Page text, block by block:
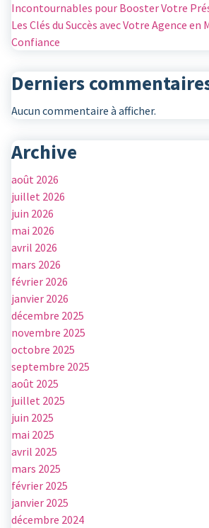
Incontournables pour Booster Votre
Les Clés du Succès avec Votre Agence en
Confiance
Derniers
Aucun commentaire à afficher.
Archive
août 2026
juillet 2026
juin 2026
mai 2026
avril 2026
mars 2026
février 2026
janvier 2026
décembre 2025
novembre 2025
octobre 2025
septembre 2025
août 2025
juillet 2025
juin 2025
mai 2025
avril 2025
mars 2025
février 2025
janvier 2025
décembre 2024